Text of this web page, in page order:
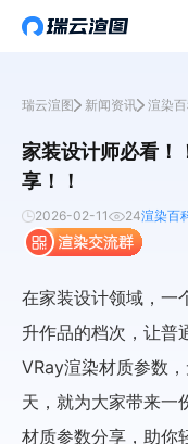
瑞云渲图 新闻资讯 渲染
家装设计师必看！
享！！
2026-02-11 24渲染百
在家装设计领域，一
升作品的档次，让普
VRay渲染材质参数
天，就为大家带来一
材质参数分享，助你